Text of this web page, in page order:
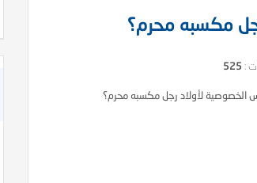
مكسبه محرم؟
:
525
الخصوصية لأولاد رجل مكسبه محرم؟